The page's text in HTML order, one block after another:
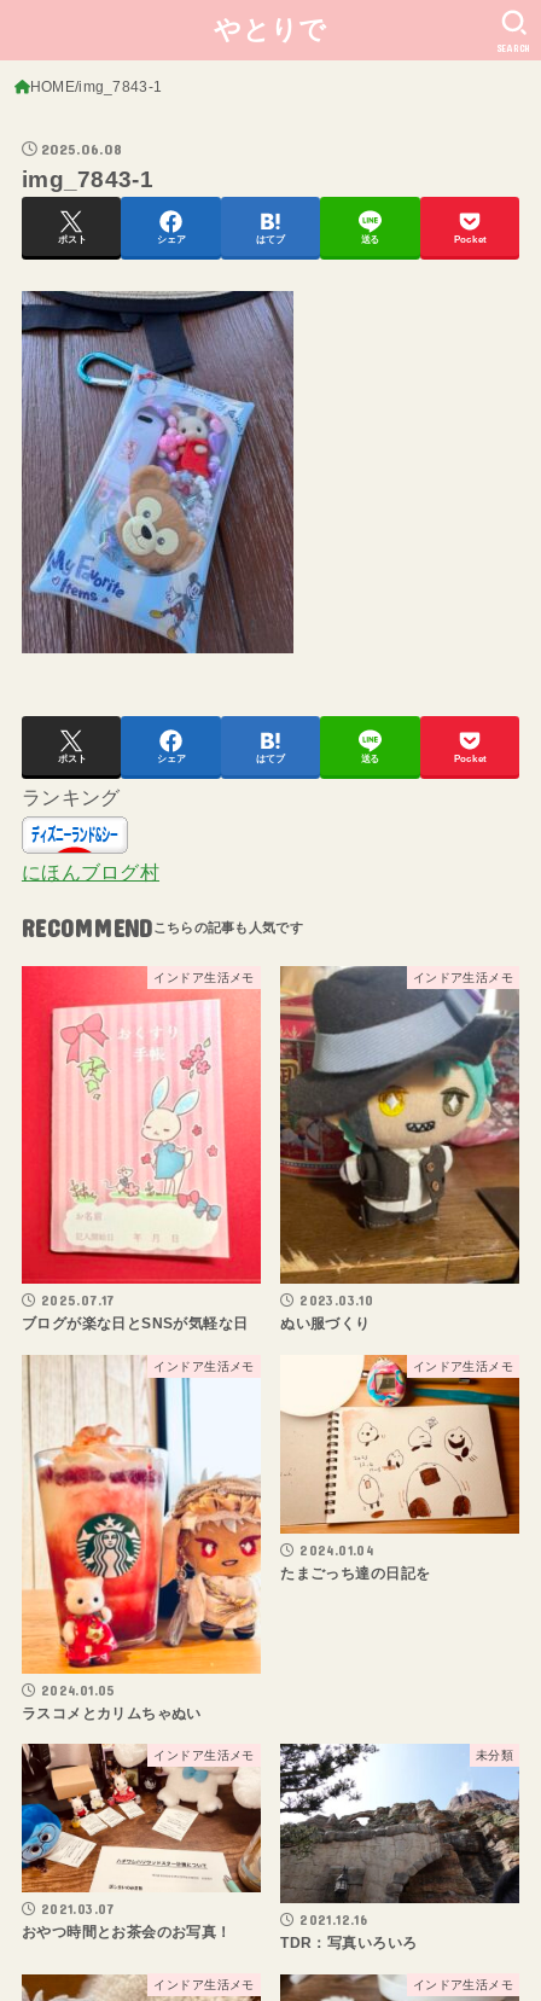
やとりで
SEARCH
HOME img_7843-1
2025.06.08
img_7843-1
ポスト シェア はてブ 送る Pocket
ポスト シェア はてブ 送る Pocket
ランキング
にほんブログ村
RECOMMEND
インドア生活メモ
2025.07.17
ブログが楽な日とSNSが気軽な日
インドア生活メモ
2023.03.10
ぬい服づくり
インドア生活メモ
2024.01.05
ラスコメとカリムちゃぬい
インドア生活メモ
2024.01.04
たまごっち達の日記を
インドア生活メモ
2021.03.07
おやつ時間とお茶会のお写真！
未分類
2021.12.16
TDR：写真いろいろ
インドア生活メモ インドア生活メモ